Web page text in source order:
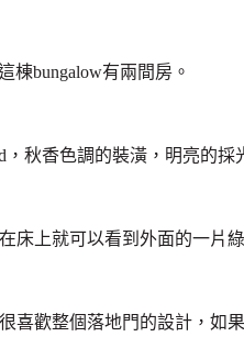
棟bungalow有兩間房。
，秋香色調的裝潢，明亮的
床上就可以看到外面的一片綠
喜歡整個落地門的設計，如